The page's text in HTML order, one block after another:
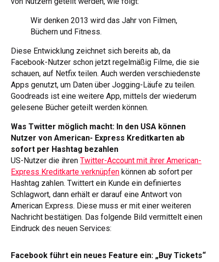
Wir denken 2013 wird das Jahr von Filmen,
Büchern und Fitness.
Diese Entwicklung zeichnet sich bereits ab, da
Facebook-Nutzer schon jetzt regelmäßig Filme, die sie
schauen, auf Netfix teilen. Auch werden verschiedenste
Apps genutzt, um Daten über Jogging-Läufe zu teilen.
Goodreads ist eine weitere App, mittels der wiederum
gelesene Bücher geteilt werden können.
Was Twitter möglich macht: In den USA können
Nutzer von American- Express Kreditkarten ab
sofort per Hashtag bezahlen
US-Nutzer die ihrenTwitter-Account mit ihrer American-
Express Kreditkarte verknüpfen können ab sofort per
Hashtag zahlen. Twittert ein Kunde ein definiertes
Schlagwort, dann erhält er darauf eine Antwort von
American Express. Diese muss er mit einer weiteren
Nachricht bestätigen. Das folgende Bild vermittelt einen
Eindruck des neuen Services:
Facebook führt ein neues Feature ein: „Buy Tickets“